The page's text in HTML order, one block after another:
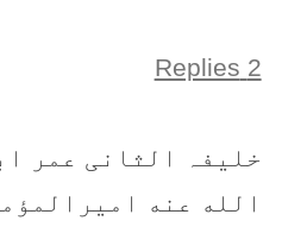
2 Replies
خلیفہ الثانی عمر
الله عنه